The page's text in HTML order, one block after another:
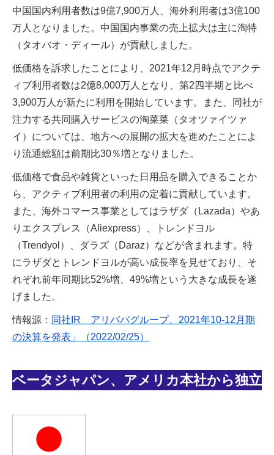
中国国内利用者数は9億7,900万人、海外利用者は3億100
万人となりました。中国国内事業の売上拡大は主に淘特
（タオバオ・ディール）が貢献しました。
低価格を訴求したことにより、2021年12月時点でアクテ
ィブ利用者数は2億8,000万人となり、第2四半期と比べ
3,900万人が新たに利用を開始しています。また、同社が
注力する共同購入サービスの淘菜菜（タオツァイツァ
イ）については、地方への展開の拡大を進めたことによ
り流通総額は前期比30％増となりました。
低価格で食品や雑貨といった日用品を購入できることか
ら、アクティブ利用者の利用の定着に貢献しています。
また、海外コマース事業としてはラザダ（Lazada）やあ
りエクスプレス（Aliexpress）、トレンドヨル
（Trendyol）、ダラズ（Daraz）などが含まれます。特
にラザダとトレンドヨルが高い成長率を見せており、そ
れぞれ前年同期比52%増、49%増という大きな成長を遂
げました。
情報源： 同社IR アリババグループ、2021年10-12月期
の決算を発表」（2022/02/25）
ベータジャパン、アメリカ本社から独立